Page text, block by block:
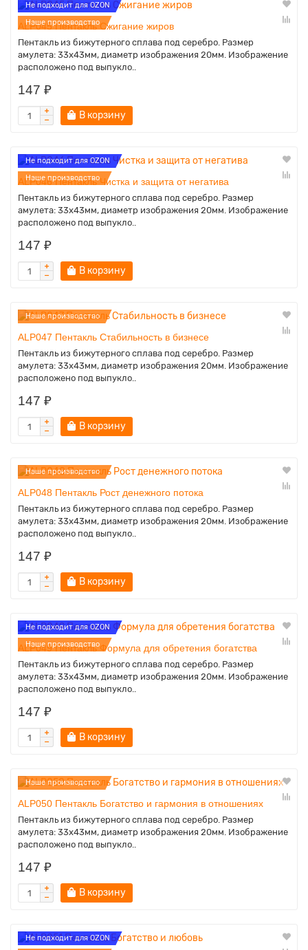
Не подходит для OZON
Наше производство
ALP045 Пентакль Сжигание жиров
Пентакль из бижутерного сплава под серебро. Размер
амулета: 33х43мм, диаметр изображения 20мм. Изображение
расположено под выпукло..
147 ₽
В корзину
Не подходит для OZON
Наше производство
ALP046 Пентакль Чистка и защита от негатива
Пентакль из бижутерного сплава под серебро. Размер
амулета: 33х43мм, диаметр изображения 20мм. Изображение
расположено под выпукло..
147 ₽
В корзину
Наше производство
ALP047 Пентакль Стабильность в бизнесе
Пентакль из бижутерного сплава под серебро. Размер
амулета: 33х43мм, диаметр изображения 20мм. Изображение
расположено под выпукло..
147 ₽
В корзину
Наше производство
ALP048 Пентакль Рост денежного потока
Пентакль из бижутерного сплава под серебро. Размер
амулета: 33х43мм, диаметр изображения 20мм. Изображение
расположено под выпукло..
147 ₽
В корзину
Не подходит для OZON
Наше производство
ALP049 Пентакль Формула для обретения богатства
Пентакль из бижутерного сплава под серебро. Размер
амулета: 33х43мм, диаметр изображения 20мм. Изображение
расположено под выпукло..
147 ₽
В корзину
Наше производство
ALP050 Пентакль Богатство и гармония в отношениях
Пентакль из бижутерного сплава под серебро. Размер
амулета: 33х43мм, диаметр изображения 20мм. Изображение
расположено под выпукло..
147 ₽
В корзину
Не подходит для OZON